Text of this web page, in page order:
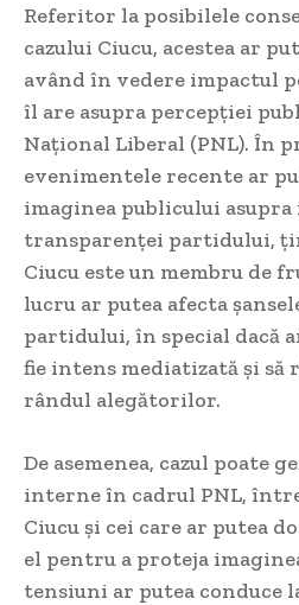
Referitor la posibilele
cazului Ciucu, acestea ar
având în vedere impactul
îl are asupra percepției
Național Liberal (PNL). În
evenimentele recente ar
imaginea publicului
transparenței partidului,
Ciucu este un membru de
lucru ar putea afecta
partidului, în special dacă
fie intens mediatizată și să
rândul alegătorilor.
De asemenea, cazul poate
interne în cadrul PNL,
Ciucu și cei care ar putea
el pentru a proteja
tensiuni ar putea conduce